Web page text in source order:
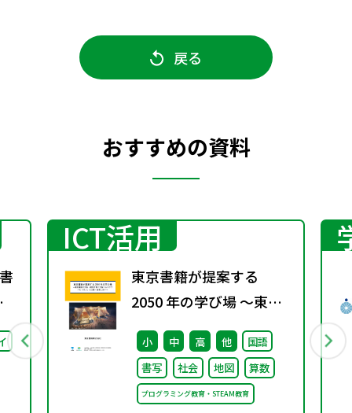
戻る
おすすめの資料
ICT活用
東京書籍が提案する
2050 年の学び場 ～東京
書籍は大阪・関西万博
「大阪ヘルスケア パビリ
オン」に出展・協賛しま
す～
小 中 高 他
国語
書写
社会 地図 算数
プログラミング教育・STEAM教育